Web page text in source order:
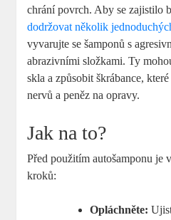
chrání povrch. Aby se zajistilo
dodržovat několik
vyvarujte se šamponů s
abrazivními složkami. Ty
skla a způsobit škrábance,
nervů a peněz na opravy.
Jak na to?
Před použitím autošamponu je
kroků:
Opláchněte: